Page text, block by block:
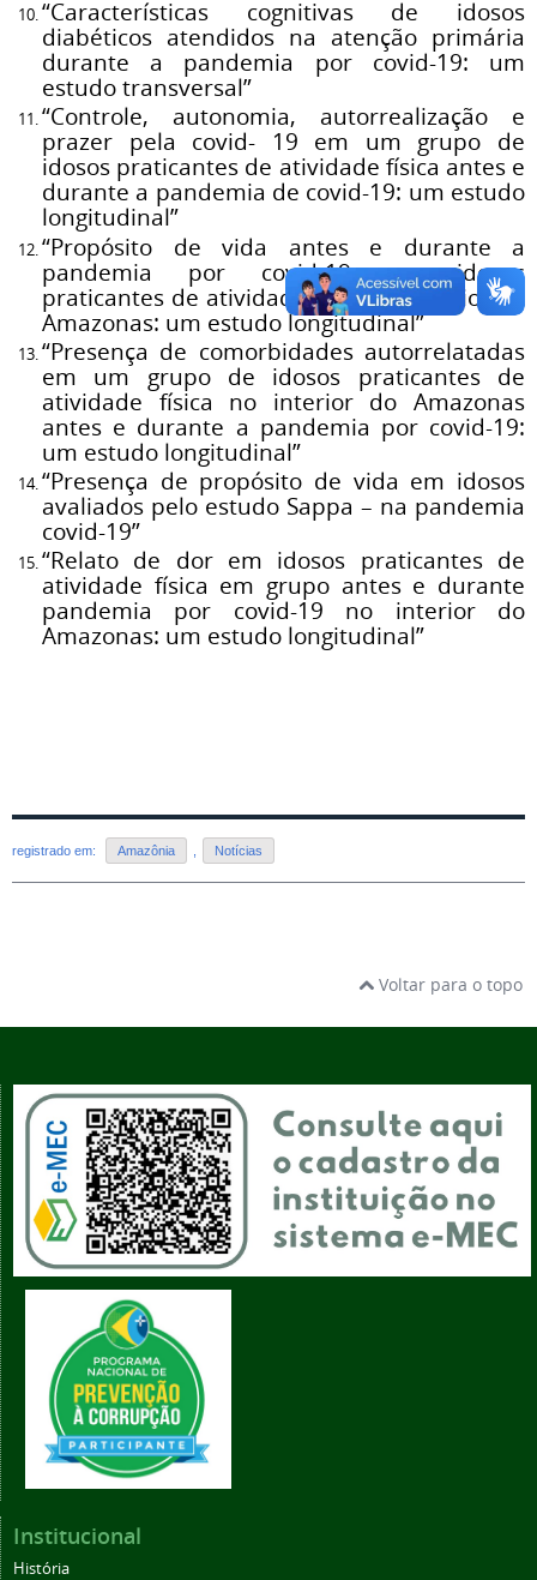
“Características cognitivas de idosos
diabéticos atendidos na atenção primária
durante a pandemia por covid-19: um
estudo transversal”
“Controle, autonomia, autorrealização e
prazer pela covid- 19 em um grupo de
idosos praticantes de atividade física antes e
durante a pandemia de covid-19: um estudo
longitudinal”
“Propósito de vida antes e durante a
pandemia por covid-19 em idosos
praticantes de atividade física no interior do
Amazonas: um estudo longitudinal”
“Presença de comorbidades autorrelatadas
em um grupo de idosos praticantes de
atividade física no interior do Amazonas
antes e durante a pandemia por covid-19:
um estudo longitudinal”
“Presença de propósito de vida em idosos
avaliados pelo estudo Sappa – na pandemia
covid-19”
“Relato de dor em idosos praticantes de
atividade física em grupo antes e durante
pandemia por covid-19 no interior do
Amazonas: um estudo longitudinal”
registrado em: Amazônia Notícias
Voltar para o topo
Institucional
História